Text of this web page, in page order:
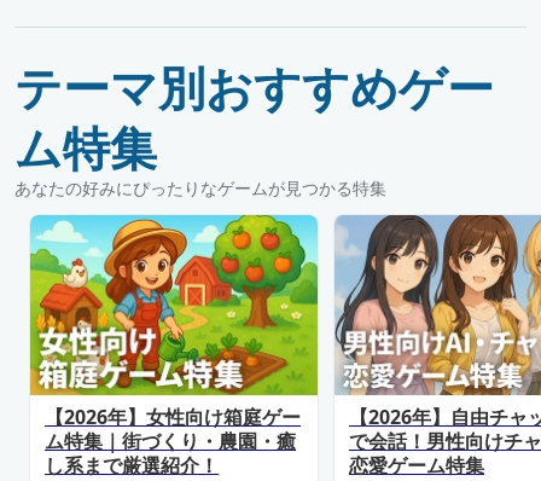
テーマ別おすすめゲー
ム特集
あなたの好みにぴったりなゲームが見つかる特集
【2026年】女性向け箱庭ゲー
ム特集｜街づくり・農園・癒
し系まで厳選紹介！
【2026年】自由チャ
で会話！男性向けチ
恋愛ゲーム特集